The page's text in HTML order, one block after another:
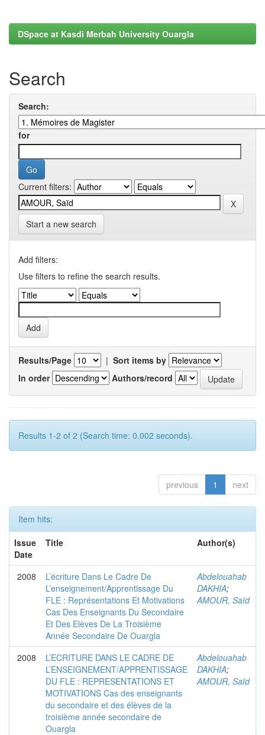
DSpace at Kasdi Merbah University Ouargla
Search
Search:
for
Current filters:
Start a new search
Add filters:
Use filters to refine the search results.
Results/Page | Sort items by
In order
Authors/record
Results 1-2 of 2 (Search time: 0.002 seconds).
previous 1 next
Item hits:
Issue
Date
Title Author(s)
2008
L’écriture Dans Le Cadre De
L’enseignement/Apprentissage Du
FLE : Représentations Et Motivations
Cas Des Enseignants Du Secondaire
Et Des Elèves De La Troisième
Année Secondaire De Ouargla
Abdelouahab
DAKHIA;
AMOUR, Saïd
2008
L’ECRITURE DANS LE CADRE DE
L’ENSEIGNEMENT/APPRENTISSAGE
DU FLE : REPRESENTATIONS ET
MOTIVATIONS Cas des enseignants
du secondaire et des élèves de la
troisième année secondaire de
Ouargla
Abdelouahab
DAKHIA;
AMOUR, Saïd